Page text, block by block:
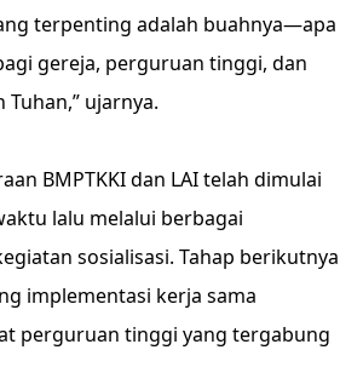
terpenting adalah buahnya—apa
gereja, perguruan tinggi, dan
ujarnya.
BMPTKKI dan LAI telah dimulai
lalu melalui berbagai
sosialisasi. Tahap berikutnya
implementasi kerja sama
perguruan tinggi yang tergabung